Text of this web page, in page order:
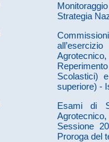
Strategia
Scolastici)
superiore) -
Esami di
Sessione
Proroga del